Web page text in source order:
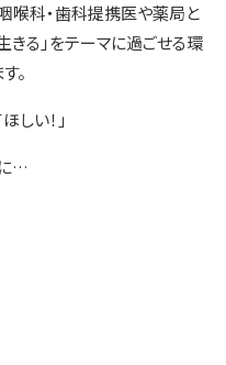
喉科・歯科提携医や薬局と
きる」をテーマに過ごせる環
。
しい！｣
…